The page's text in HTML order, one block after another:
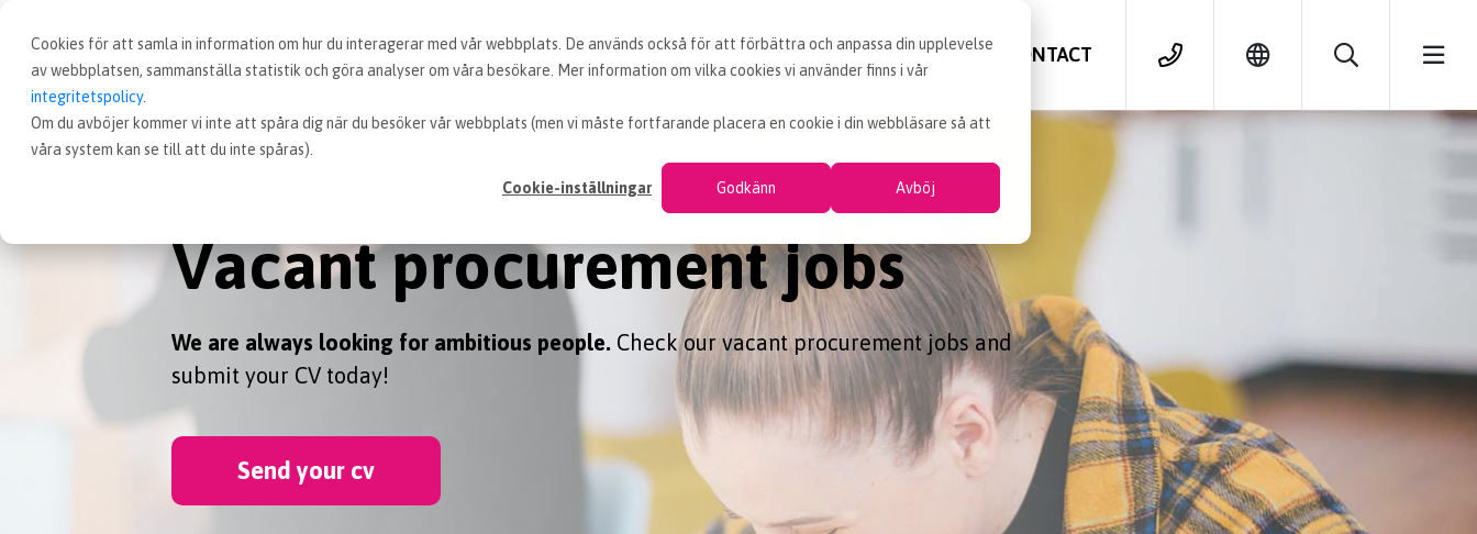
Cookies för att samla in information om hur du interagerar med vår webbplats. De används också för att förbättra och anpassa din upplevelse
av webbplatsen, sammanställa statistik och göra analyser om våra besökare. Mer information om vilka cookies vi använder finns i vår
integritetspolicy.
Om du avböjer kommer vi inte att spåra dig när du besöker vår webbplats (men vi måste fortfarande placera en cookie i din webbläsare så att
våra system kan se till att du inte spåras).
Cookie-inställningar Godkänn Avböj
OUR SERVICES KNOWLEDGE INDUSTRIES CONTACT
Vacant procurement jobs
We are always looking for ambitious people. Check our vacant procurement jobs and
submit your CV today!
Send your cv